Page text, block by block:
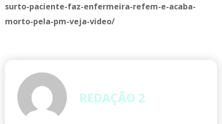
surto-paciente-faz-enfermeira-refem-e-acaba-
morto-pela-pm-veja-video/
REDAÇÃO 2